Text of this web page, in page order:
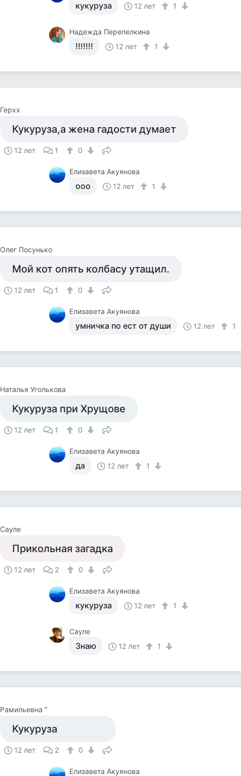
кукуруза 12 лет 1
Надежда Перепелкина
!!!!!!! 12 лет 1
Герхх
Кукуруза,а жена гадости думает
12 лет 1 0
Елизавета Акуянова
ооо 12 лет 1
Олег Посунько
Мой кот опять колбасу утащил.
12 лет 1 0
Елизавета Акуянова
умничка по ест от души 12 лет 1
Наталья Уголькова
Кукуруза при Хрущове
12 лет 1 0
Елизавета Акуянова
да 12 лет 1
Сауле
Прикольная загадка
12 лет 2 0
Елизавета Акуянова
кукуруза 12 лет 1
Сауле
Знаю 12 лет 1
Рамильевна "
Кукуруза
12 лет 2 0
Елизавета Акуянова